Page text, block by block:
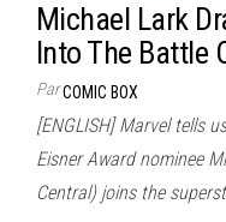
Michael Lark
Into The Battle
ParCOMIC BOX
[ENGLISH] Marvel tells
Eisner Award nominee
Central) joins the